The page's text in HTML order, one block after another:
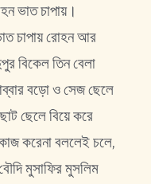
ভাত চাপায়।
চাপায় রোহন আর
বিকেল তিন বেলা
বড়ো ও সেজ ছেলে
ছেলে বিয়ে করে
করেনা বললেই চলে,
মুসাফির মুসলিম